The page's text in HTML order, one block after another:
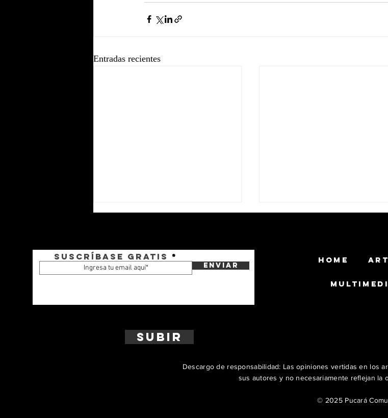
Entradas recientes
Suscríbase gratis
Enviar
Subir
HOME
Descargo de responsabilidad: Las opiniones vertidas en los
sus autores y no necesariamente reflejan la
© 2025 Pucará